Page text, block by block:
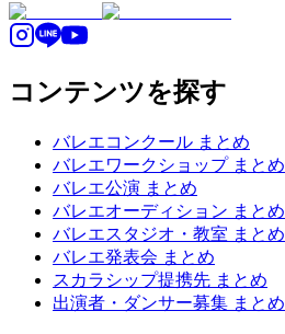
コンテンツを探す
バレエコンクール まとめ
バレエワークショップ まとめ
バレエ公演 まとめ
バレエオーディション まとめ
バレエスタジオ・教室 まとめ
バレエ発表会 まとめ
スカラシップ提携先 まとめ
出演者・ダンサー募集 まとめ